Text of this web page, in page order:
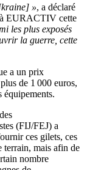
», a déclaré
à EURACTIV cette
les plus exposés
la guerre, cette
a un prix
de 1 000 euros,
(FIJ/FEJ) a
ces gilets, ces
terrain, mais afin de
nombre